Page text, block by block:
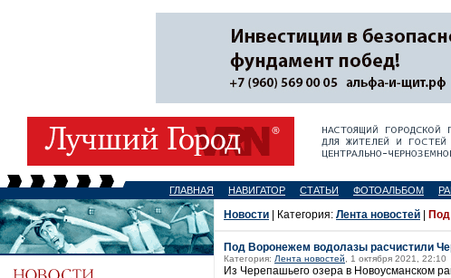
ГЛАВНАЯ НАВИГАТОР СТАТЬИ ФОТОАЛЬБОМ
Новости | Категория: Лента новостей
Под Воронежем водолазы расчистили
Категория: Лента новостей , 1 октября 2021, 22:10
Из Черепашьего озера в Новоусманском